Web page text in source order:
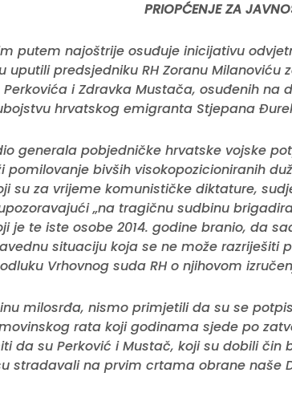
PRIOPĆENJE ZA
putem najoštrije osuđuje inicijativu
uputili predsjedniku RH Zoranu
Perkovića i Zdravka Mustača, osuđenih na
hrvatskog emigranta Stjepana
generala pobjedničke hrvatske vojske
pomilovanje bivših visokopozicioniranih
su za vrijeme komunističke diktature,
„na tragičnu sudbinu
je te iste osobe 2014. godine branio, da
situaciju koja se ne može razriješiti
Vrhovnog suda RH o njihovom
milosrđa, nismo primjetili da su se
rata koji godinama sjede po
da su Perković i Mustač, koji su dobili čin
stradavali na prvim crtama obrane naše